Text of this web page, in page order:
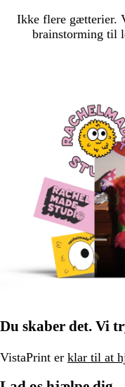
Ikke flere gætterier.
brainstorming til
Du skaber det. Vi
VistaPrint er klar til at